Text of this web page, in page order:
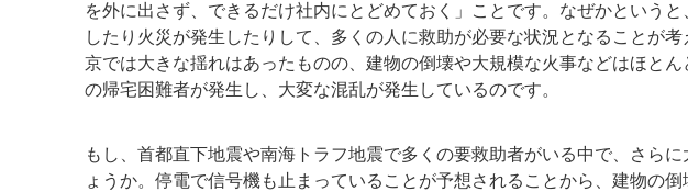
を外に出さず、できるだけ社内にとどめておく」ことです。なぜかという
したり火災が発生したりして、多くの人に救助が必要な状況となることが
京では大きな揺れはあったものの、建物の倒壊や大規模な火事などはほと
の帰宅困難者が発生し、大変な混乱が発生しているのです。
もし、首都直下地震や南海トラフ地震で多くの要救助者がいる中で、さら
ょうか。停電で信号機も止まっていることが予想されることから、建物の